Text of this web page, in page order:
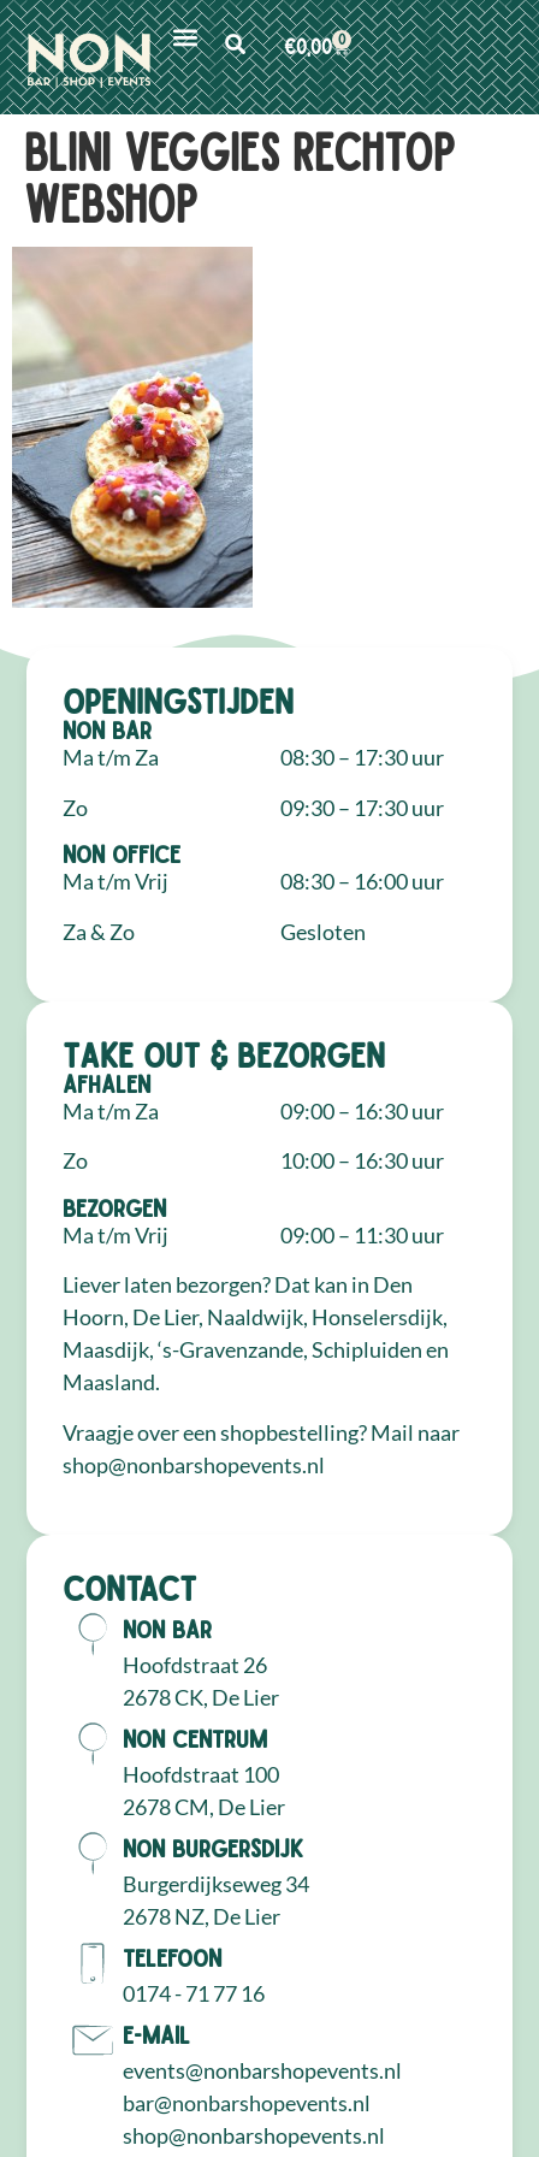
€0,00 0
Blini veggies rechtop
webshop
Openingstijden
NON Bar
Ma t/m Za
Zo
08:30 – 17:30 uur
09:30 – 17:30 uur
NON Office
Ma t/m Vrij
Za & Zo
08:30 – 16:00 uur
Gesloten
Take out & bezorgen
Afhalen
Ma t/m Za
Zo
09:00 – 16:30 uur
10:00 – 16:30 uur
Bezorgen
Ma t/m Vrij
09:00 – 11:30 uur
Liever laten bezorgen? Dat kan in Den
Hoorn, De Lier, Naaldwijk, Honselersdijk,
Maasdijk, ‘s-Gravenzande, Schipluiden en
Maasland.
Vraagje over een shopbestelling? Mail naar
shop@nonbarshopevents.nl
Contact
NON Bar
Hoofdstraat 26
2678 CK, De Lier
NON Centrum
Hoofdstraat 100
2678 CM, De Lier
NON Burgersdijk
Burgerdijkseweg 34
2678 NZ, De Lier
Telefoon
0174 - 71 77 16
E-mail
events@nonbarshopevents.nl
bar@nonbarshopevents.nl
shop@nonbarshopevents.nl